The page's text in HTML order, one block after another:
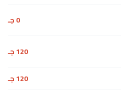
0 جـ
120 جـ
120 جـ